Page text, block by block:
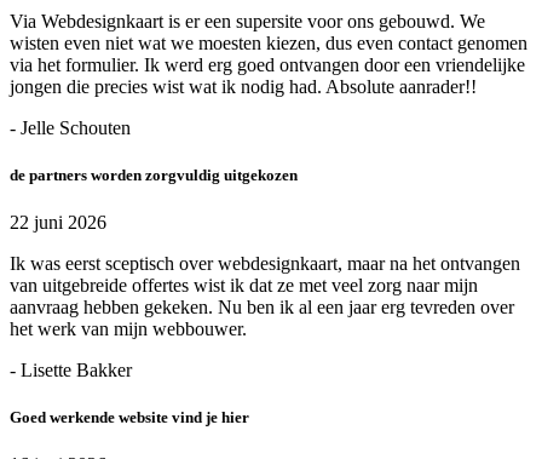
Via Webdesignkaart is er een supersite voor ons gebouwd. We
wisten even niet wat we moesten kiezen, dus even contact genomen
via het formulier. Ik werd erg goed ontvangen door een vriendelijke
jongen die precies wist wat ik nodig had. Absolute aanrader!!
- Jelle Schouten
de partners worden zorgvuldig uitgekozen
22 juni 2026
Ik was eerst sceptisch over webdesignkaart, maar na het ontvangen
van uitgebreide offertes wist ik dat ze met veel zorg naar mijn
aanvraag hebben gekeken. Nu ben ik al een jaar erg tevreden over
het werk van mijn webbouwer.
- Lisette Bakker
Goed werkende website vind je hier